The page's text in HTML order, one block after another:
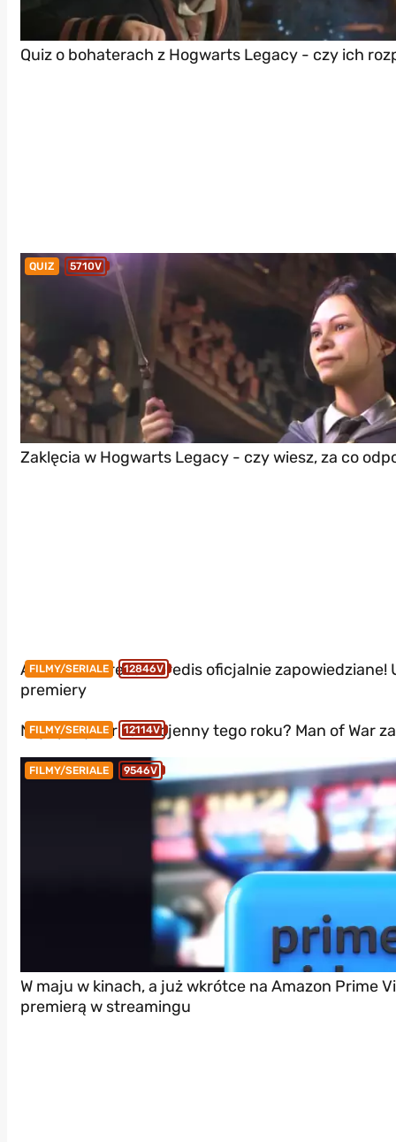
Quiz o bohaterach z Hogwarts Legacy - czy ich
QUIZ 5710V
Zaklęcia w Hogwarts Legacy - czy wiesz, za co
FILMY/SERIALE 12846V
Assassin’s Creed Heredis oficjalnie
premiery
FILMY/SERIALE 12114V
Najlepszy thriller wojenny tego roku? Man of War
FILMY/SERIALE 9546V
W maju w kinach, a już wkrótce na Amazon Prime
premierą w streamingu